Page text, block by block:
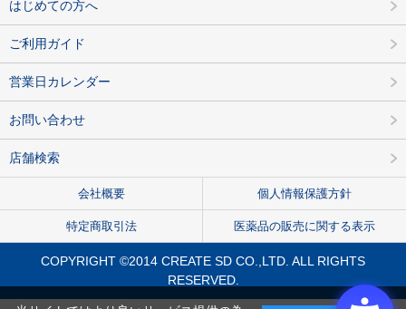
はじめての方へ
ご利用ガイド
営業日カレンダー
お問い合わせ
店舗検索
会社概要 個人情報保護方針
特定商取引法 医薬品の販売に関する表示
COPYRIGHT ©2014 CREATE SD CO.,LTD. ALL RIGHTS
RESERVED.